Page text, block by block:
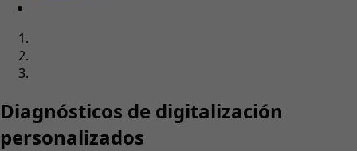
Diagnósticos de digitalización
personalizados